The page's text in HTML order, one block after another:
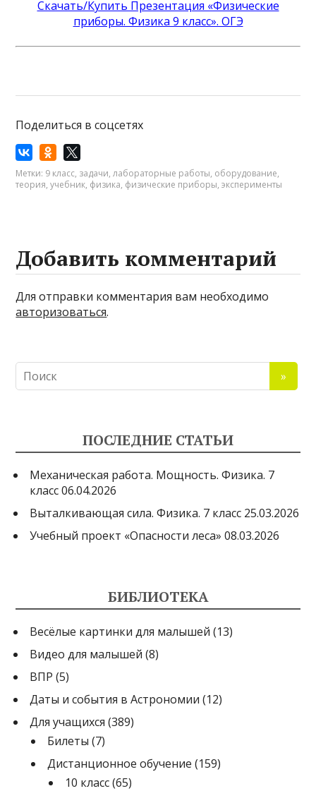
Скачать/Купить Презентация «Физические
приборы. Физика 9 класс». ОГЭ
Поделиться в соцсетях
Метки: 9 класс, задачи,лабораторные работы, оборудование,
теория,учебник, физика, физические приборы,эксперименты
Добавить комментарий
Для отправки комментария вам необходимо
авторизоваться.
ПОСЛЕДНИЕ СТАТЬИ
Механическая работа. Мощность. Физика. 7
класс 06.04.2026
Выталкивающая сила. Физика. 7 класс 25.03.2026
Учебный проект «Опасности леса» 08.03.2026
БИБЛИОТЕКА
Весёлые картинки для малышей (13)
Видео для малышей (8)
ВПР (5)
Даты и события в Астрономии (12)
Для учащихся (389)
Билеты (7)
Дистанционное обучение (159)
10 класс(65)